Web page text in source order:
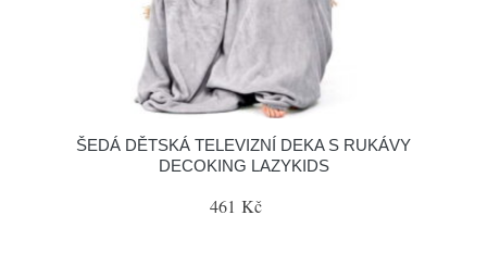
ŠEDÁ DĚTSKÁ TELEVIZNÍ DEKA S RUKÁVY
DECOKING LAZYKIDS
461 Kč